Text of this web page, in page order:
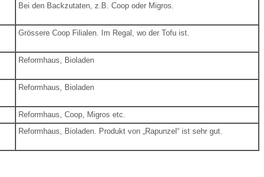
Bei den Backzutaten, z.B. Coop oder Migros.
Grössere Coop Filialen. Im Regal, wo der Tofu ist.
Reformhaus, Bioladen
Reformhaus, Bioladen
Reformhaus, Coop, Migros etc.
Reformhaus, Bioladen. Produkt von „Rapunzel“ ist sehr gut.